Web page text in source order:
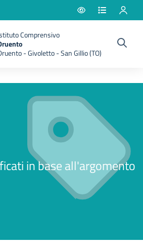
Comprensivo
- Givoletto - San Gillio (TO)
in base all'argomento